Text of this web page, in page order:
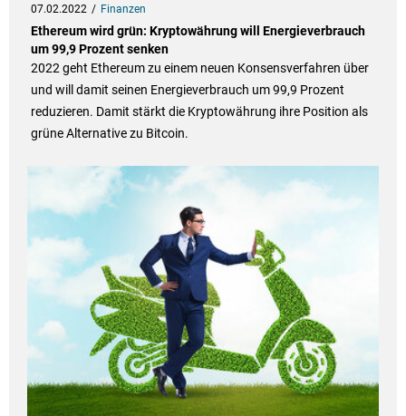
07.02.2022 Finanzen
Ethereum wird grün: Kryptowährung will Energieverbrauch
um 99,9 Prozent senken
2022 geht Ethereum zu einem neuen Konsensverfahren über
und will damit seinen Energieverbrauch um 99,9 Prozent
reduzieren. Damit stärkt die Kryptowährung ihre Position als
grüne Alternative zu Bitcoin.